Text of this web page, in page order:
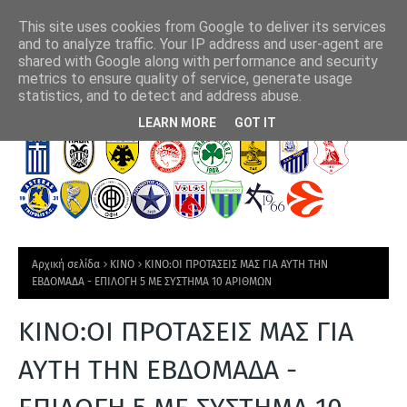
Ε
Υ
Τ
Ι
Α
Ε
της "Στη κούρσα απόκτησης του Αριάγκα η ΑΕΚ"
Αρχική σελίδα ΚΙΝΟ
ΚΙΝΟ:ΟΙ ΠΡΟΤΑΣΕΙΣ ΜΑΣ ΓΙΑ ΑΥΤΗ ΤΗΝ
ΕΒΔΟΜΑΔΑ - ΕΠΙΛΟΓΗ 5 ΜΕ ΣΥΣΤΗΜΑ 10 ΑΡΙΘΜΩΝ
ΚΙΝΟ:ΟΙ ΠΡΟΤΑΣΕΙΣ ΜΑΣ ΓΙΑ
ΑΥΤΗ ΤΗΝ ΕΒΔΟΜΑΔΑ -
This site uses cookies from Google to deliver its services
and to analyze traffic. Your IP address and user-agent are
shared with Google along with performance and security
metrics to ensure quality of service, generate usage
statistics, and to detect and address abuse.
LEARN MORE GOT IT